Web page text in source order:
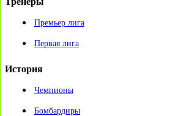
Премьер лига
Первая лига
История
Чемпионы
Бомбардиры